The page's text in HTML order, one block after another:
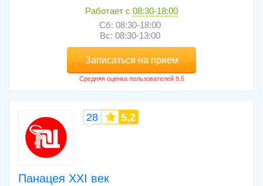
Работает с 08:30-18:00
Сб: 08:30-18:00
Вс: 08:30-13:00
Записаться на прием
Панацея XXI век
28 5,2